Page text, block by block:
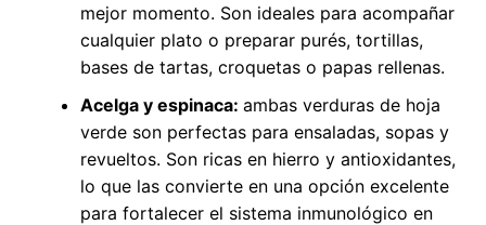
mejor momento. Son ideales para acompañar
cualquier plato o preparar purés, tortillas,
bases de tartas, croquetas o papas rellenas.
Acelga y espinaca: ambas verduras de hoja
verde son perfectas para ensaladas, sopas y
revueltos. Son ricas en hierro y antioxidantes,
lo que las convierte en una opción excelente
para fortalecer el sistema inmunológico en